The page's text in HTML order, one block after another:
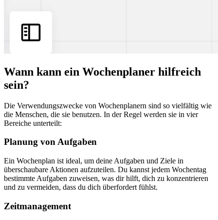
Wann kann ein Wochenplaner hilfreich
sein?
Die Verwendungszwecke von Wochenplanern sind so vielfältig wie
die Menschen, die sie benutzen. In der Regel werden sie in vier
Bereiche unterteilt:
Planung von Aufgaben
Ein Wochenplan ist ideal, um deine Aufgaben und Ziele in
überschaubare Aktionen aufzuteilen. Du kannst jedem Wochentag
bestimmte Aufgaben zuweisen, was dir hilft, dich zu konzentrieren
und zu vermeiden, dass du dich überfordert fühlst.
Zeitmanagement